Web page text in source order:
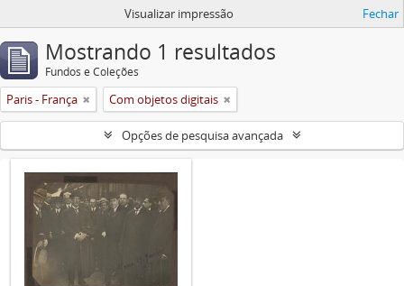
Visualizar impressão Fechar
Mostrando 1 resultados
Fundos e Coleções
Paris - França Com objetos digitais
Opções de pesquisa avançada